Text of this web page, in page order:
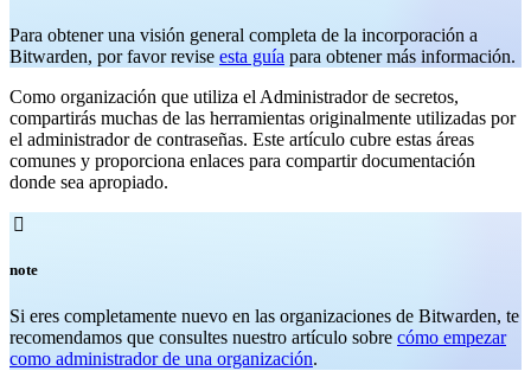
Para obtener una visión general completa de la incorporación a
Bitwarden, por favor revise esta guía para obtener más información.
Como organización que utiliza el Administrador de secretos,
compartirás muchas de las herramientas originalmente utilizadas por
el administrador de contraseñas. Este artículo cubre estas áreas
comunes y proporciona enlaces para compartir documentación
donde sea apropiado.

note
Si eres completamente nuevo en las organizaciones de Bitwarden, te
recomendamos que consultes nuestro artículo sobre cómo empezar
como administrador de una organización.